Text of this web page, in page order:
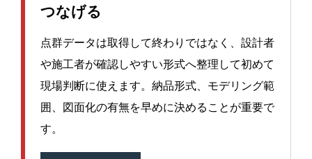
つなげる
点群データは取得して終わりではなく、設計者
や施工者が確認しやすい形式へ整理して初めて
現場判断に使えます。納品形式、モデリング範
囲、図面化の有無を早めに決めることが重要で
す。